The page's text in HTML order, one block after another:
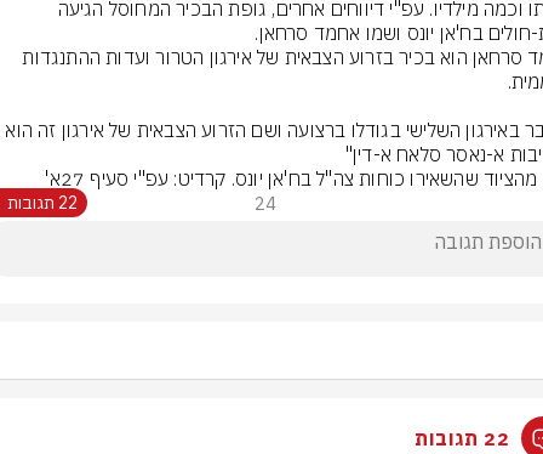
חולים בח'אן יונס ושמו אחמד סרחאן.
אחמד סרחאן הוא בכיר בזרוע הצבאית של אירגון הטרור ועדות ההתנגדות
א-נאסר סלאח א-דין"
שהשאירו כוחות צה"ל בח'אן יונס. קרדיט: עפ"י סעיף 27א'
24 22 תגובות
22 תגובות